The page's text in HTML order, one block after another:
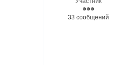
33 сообщений